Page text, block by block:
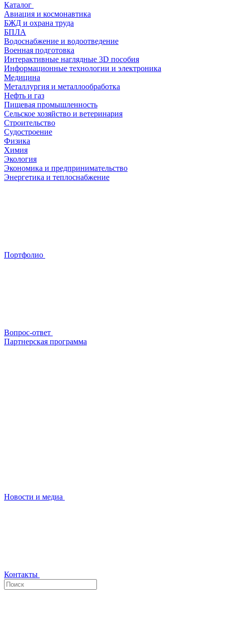
Каталог
Авиация и космонавтика
БЖД и охрана труда
БПЛА
Водоснабжение и водоотведение
Военная подготовка
Интерактивные наглядные 3D пособия
Информационные технологии и электроника
Медицина
Металлургия и металлообработка
Нефть и газ
Пищевая промышленность
Сельское хозяйство и ветеринария
Строительство
Судостроение
Физика
Химия
Экология
Экономика и предпринимательство
Энергетика и теплоснабжение
Портфолио
Вопрос-ответ
Партнерская программа
Новости и медиа
Контакты